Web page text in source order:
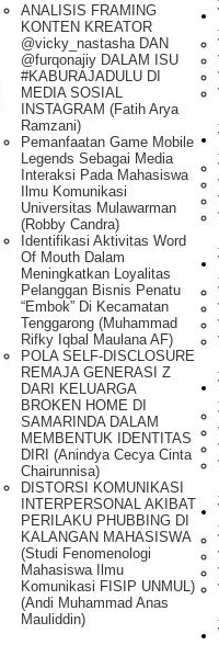
ANALISIS FRAMING
KONTEN KREATOR
@vicky_nastasha DAN
@furqonajiy DALAM ISU
#KABURAJADULU DI
MEDIA SOSIAL
INSTAGRAM (Fatih Arya
Ramzani)
Pemanfaatan Game Mobile
Legends Sebagai Media
Interaksi Pada Mahasiswa
Ilmu Komunikasi
Universitas Mulawarman
(Robby Candra)
Identifikasi Aktivitas Word
Of Mouth Dalam
Meningkatkan Loyalitas
Pelanggan Bisnis Penatu
“Embok” Di Kecamatan
Tenggarong (Muhammad
Rifky Iqbal Maulana AF)
POLA SELF-DISCLOSURE
REMAJA GENERASI Z
DARI KELUARGA
BROKEN HOME DI
SAMARINDA DALAM
MEMBENTUK IDENTITAS
DIRI (Anindya Cecya Cinta
Chairunnisa)
DISTORSI KOMUNIKASI
INTERPERSONAL AKIBAT
PERILAKU PHUBBING DI
KALANGAN MAHASISWA
(Studi Fenomenologi
Mahasiswa Ilmu
Komunikasi FISIP UNMUL)
(Andi Muhammad Anas
Mauliddin)